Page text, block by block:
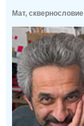
Мат, сквернословие